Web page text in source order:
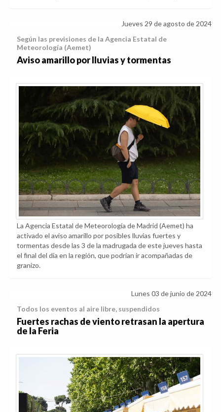
Jueves 29 de agosto de 2024
Según las previsiones de la Agencia Estatal de
Meteorología (Aemet)
Aviso amarillo por lluvias y tormentas
La Agencia Estatal de Meteorología de Madrid (Aemet) ha
activado el aviso amarillo por posibles lluvias fuertes y
tormentas desde las 3 de la madrugada de este jueves hasta
el final del día en la región, que podrían ir acompañadas de
granizo.
Lunes 03 de junio de 2024
Todos los eventos al aire libre, suspendidos
Fuertes rachas de viento retrasan la apertura
de la Feria